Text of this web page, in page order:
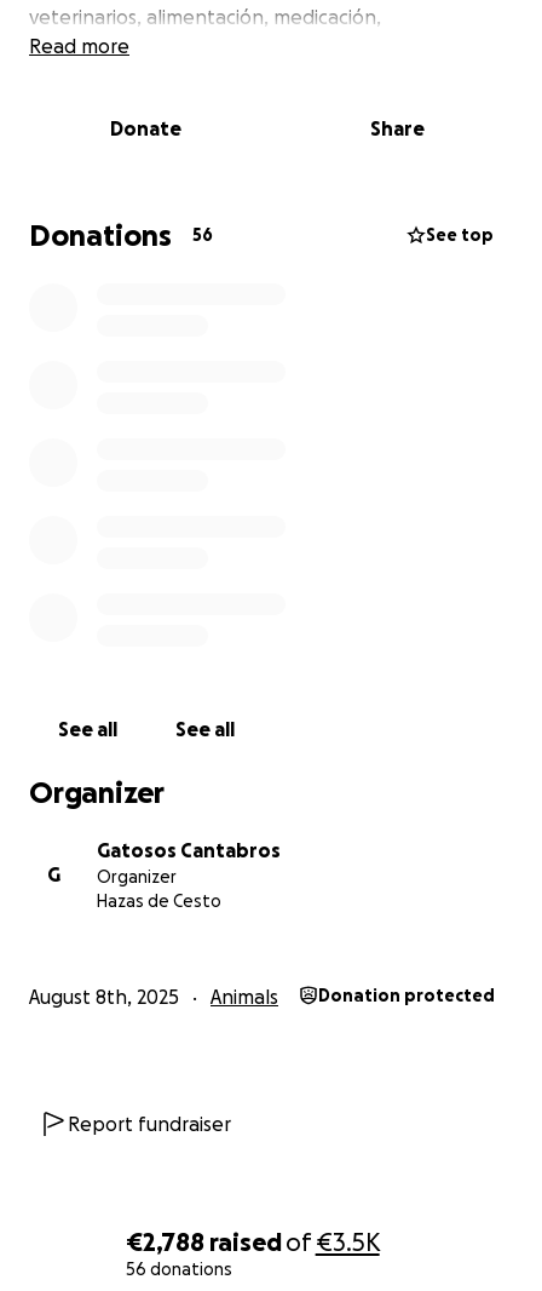
€2,788 raisedof€3.5K
56 donations
veterinarios, alimentación, medicación,
mantenimiento del refugio y urgencias. Hemos
Si no logramos saldar esta deuda, nos veremos
Read more
Donate Share
Donations 56 See top
See all See all
Organizer
G
Gatosos Cantabros
Organizer
Hazas de Cesto
August 8th, 2025 Animals Donation protected
Report fundraiser